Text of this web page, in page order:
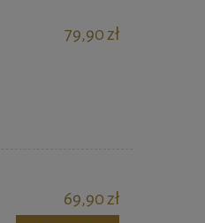
79,90 zł
69,90 zł